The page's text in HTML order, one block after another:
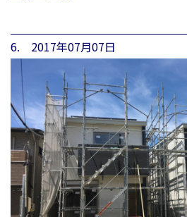
6. 2017年07月07日